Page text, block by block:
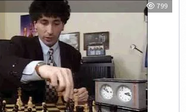
799